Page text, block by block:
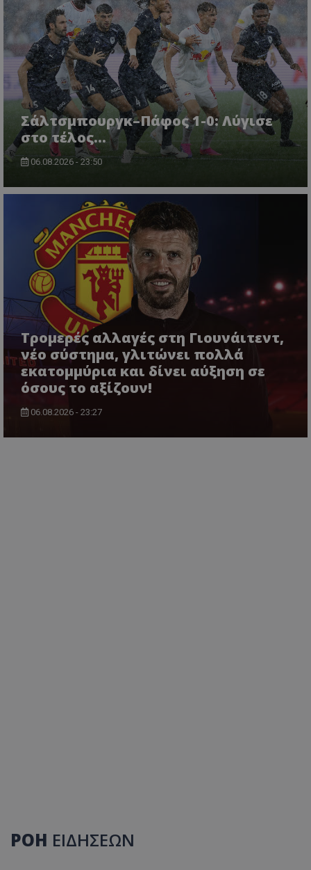
Σάλτσμπουργκ–Πάφος 1-0: Λύγισε
στο τέλος...
06.08.2026 - 23:50
Τρομερές αλλαγές στη Γιουνάιτεντ,
νέο σύστημα, γλιτώνει πολλά
εκατομμύρια και δίνει αύξηση σε
όσους το αξίζουν!
06.08.2026 - 23:27
ΡΟΗ ΕΙΔΗΣΕΩΝ